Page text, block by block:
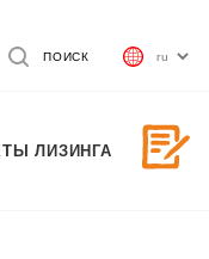
ПОИСК
ЛИЗИНГА